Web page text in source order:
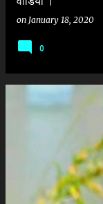
on January 18, 2020
0